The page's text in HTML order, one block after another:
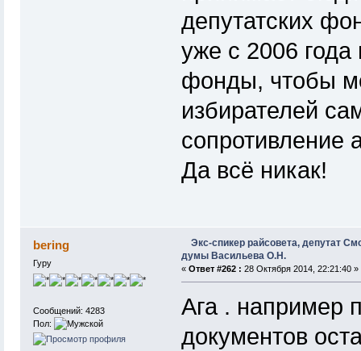
депутатских
уже с 2006 года
фонды, чтобы
избирателей
сопротивление
Да всё никак!
bering
Гуру
Сообщений: 4283
Пол:
Экс-спикер райсовета, депутат
думы Васильева О.Н.
« Ответ #262 : 28 Октября 2014, 22:21:40 »
Ага . например
документов